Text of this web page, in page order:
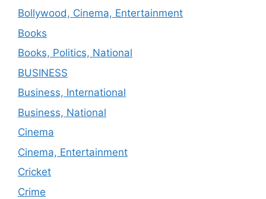
Bollywood, Cinema, Entertainment
Books
Books, Politics, National
BUSINESS
Business, International
Business, National
Cinema
Cinema, Entertainment
Cricket
Crime